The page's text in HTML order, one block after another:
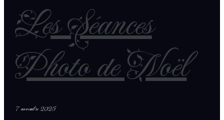
Les Séances
Photo de Noël
7 novembre 2025